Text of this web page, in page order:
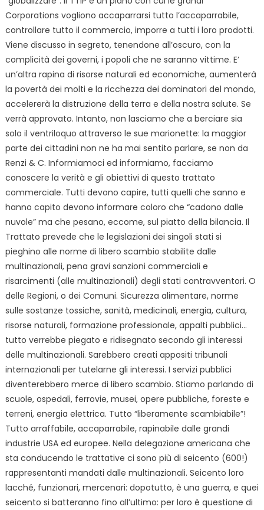
Corporations vogliono accaparrarsi tutto l’accaparrabile,
controllare tutto il commercio, imporre a tutti i loro prodotti.
Viene discusso in segreto, tenendone all’oscuro, con la
complicità dei governi, i popoli che ne saranno vittime. E’
un’altra rapina di risorse naturali ed economiche, aumenterà
la povertà dei molti e la ricchezza dei dominatori del mondo,
accelererà la distruzione della terra e della nostra salute. Se
verrà approvato. Intanto, non lasciamo che a berciare sia
solo il ventriloquo attraverso le sue marionette: la maggior
parte dei cittadini non ne ha mai sentito parlare, se non da
Renzi & C. Informiamoci ed informiamo, facciamo
conoscere la verità e gli obiettivi di questo trattato
commerciale. Tutti devono capire, tutti quelli che sanno e
hanno capito devono informare coloro che “cadono dalle
nuvole” ma che pesano, eccome, sul piatto della bilancia. Il
Trattato prevede che le legislazioni dei singoli stati si
pieghino alle norme di libero scambio stabilite dalle
multinazionali, pena gravi sanzioni commerciali e
risarcimenti (alle multinazionali) degli stati contravventori. O
delle Regioni, o dei Comuni. Sicurezza alimentare, norme
sulle sostanze tossiche, sanità, medicinali, energia, cultura,
risorse naturali, formazione professionale, appalti pubblici…
tutto verrebbe piegato e ridisegnato secondo gli interessi
delle multinazionali. Sarebbero creati appositi tribunali
internazionali per tutelarne gli interessi. I servizi pubblici
diventerebbero merce di libero scambio. Stiamo parlando di
scuole, ospedali, ferrovie, musei, opere pubbliche, foreste e
terreni, energia elettrica. Tutto “liberamente scambiabile”!
Tutto arraffabile, accaparrabile, rapinabile dalle grandi
industrie USA ed europee. Nella delegazione americana che
sta conducendo le trattative ci sono più di seicento (600!)
rappresentanti mandati dalle multinazionali. Seicento loro
lacché, funzionari, mercenari: dopotutto, è una guerra, e quei
seicento si batteranno fino all’ultimo: per loro è questione di